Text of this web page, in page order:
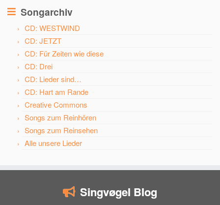
Songarchiv
CD: WESTWIND
CD: JETZT
CD: Für Zeiten wie diese
CD: Drei
CD: Lieder sind…
CD: Hart am Rande
Creative Commons
Songs zum Reinhören
Songs zum Reinsehen
Alle unsere Lieder
Singvøgel Blog